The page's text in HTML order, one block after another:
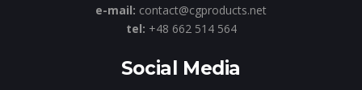
e-mail: contact@cgproducts.net
tel: +48 662 514 564
Social Media